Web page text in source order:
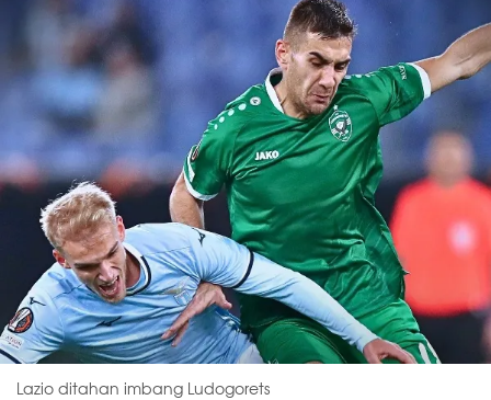
Lazio ditahan imbang Ludogorets